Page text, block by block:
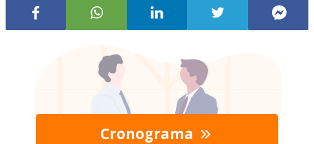
Cronograma